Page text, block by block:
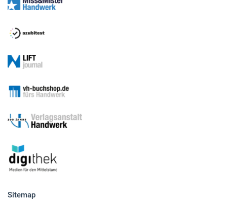
Sitemap